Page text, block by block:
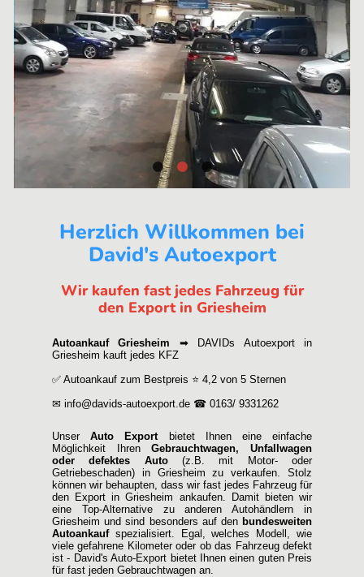
Herzlich Willkommen bei
David's Autoexport
Wir kaufen fast jedes Fahrzeug für
den Export in Griesheim
Autoankauf Griesheim ➡ DAVIDs Autoexport in
Griesheim kauft jedes KFZ
✅ Autoankauf zum Bestpreis ⭐ 4,2 von 5 Sternen
✉ info@davids-autoexport.de ☎ 0163/ 9331262
UnserAuto Exportbietet Ihnen eine einfache
Möglichkeit IhrenGebrauchtwagen, Unfallwagen
oder defektes Auto(z.B. mit Motor- oder
Getriebeschaden) in Griesheim zu verkaufen. Stolz
können wir behaupten, dass wir fast jedes Fahrzeug für
den Export in Griesheim ankaufen. Damit bieten wir
eine Top-Alternative zu anderen Autohändlern in
Griesheim und sind besonders auf den bundesweiten
Autoankaufspezialisiert. Egal, welches Modell, wie
viele gefahrene Kilometer oder ob das Fahrzeug defekt
ist - David's Auto-Export bietet Ihnen einen guten Preis
für fast jeden Gebrauchtwagen an.